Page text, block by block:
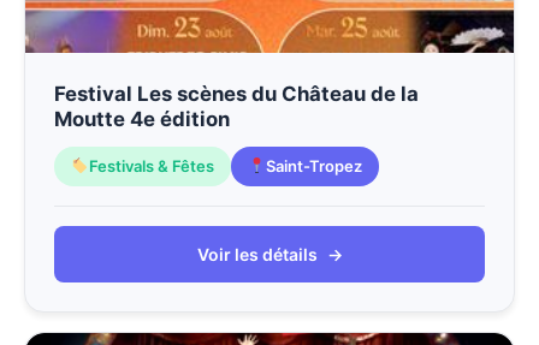
Festival Les scènes du Château de la
Moutte 4e édition
Festivals & Fêtes Saint-Tropez
Voir les détails →